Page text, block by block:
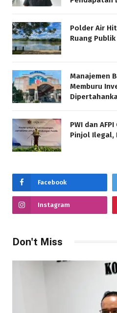
Polder Air
Ruang
Manajemen
Memburu
PWI dan
Pinjol Ilegal,
Facebook
Instagram
Don't Miss